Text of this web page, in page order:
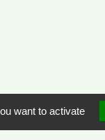
de
want to activate